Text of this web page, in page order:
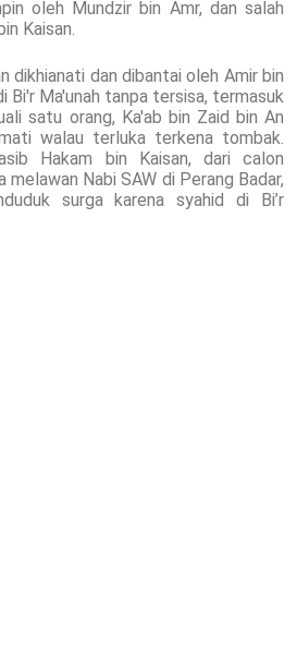
oleh Mundzir bin Amr, dan salah
Kaisan.
dikhianati dan dibantai oleh Amir bin
Bi'r Ma'unah tanpa tersisa, termasuk
satu orang, Ka'ab bin Zaid bin An
walau terluka terkena tombak.
Hakam bin Kaisan, dari calon
melawan Nabi SAW di Perang Badar,
surga karena syahid di Bi’r